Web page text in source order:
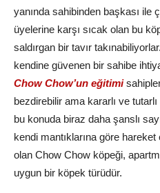
yanında sahibinden başkası ile
üyelerine karşı sıcak olan bu
saldırgan bir tavır
kendine güvenen bir sahibe
Chow Chow’un eğitimi
bezdirebilir ama kararlı ve
bu konuda biraz daha şanslı
kendi mantıklarına göre
olan Chow Chow köpeği,
uygun bir köpek türüdür.